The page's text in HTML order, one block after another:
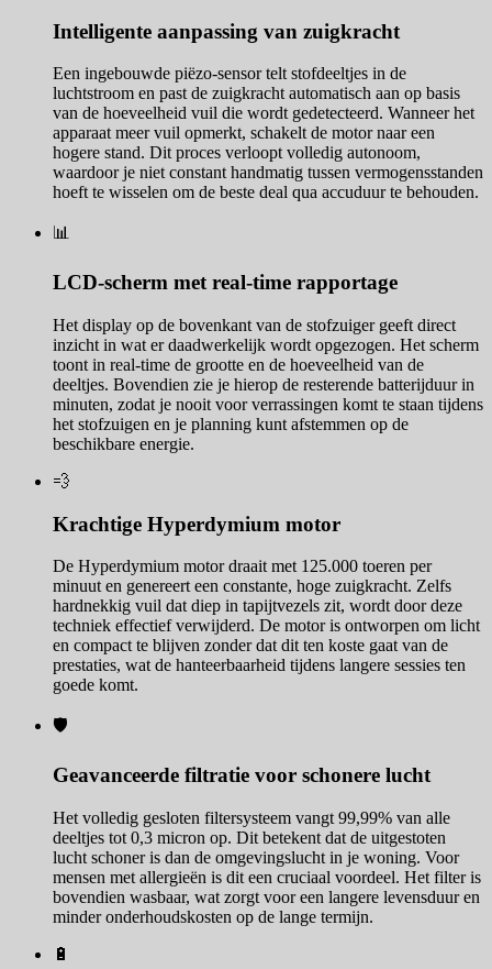
Intelligente aanpassing van zuigkracht
Een ingebouwde piëzo-sensor telt stofdeeltjes in de
luchtstroom en past de zuigkracht automatisch aan op basis
van de hoeveelheid vuil die wordt gedetecteerd. Wanneer het
apparaat meer vuil opmerkt, schakelt de motor naar een
hogere stand. Dit proces verloopt volledig autonoom,
waardoor je niet constant handmatig tussen vermogensstanden
hoeft te wisselen om de beste deal qua accuduur te behouden.
📊
LCD-scherm met real-time rapportage
Het display op de bovenkant van de stofzuiger geeft direct
inzicht in wat er daadwerkelijk wordt opgezogen. Het scherm
toont in real-time de grootte en de hoeveelheid van de
deeltjes. Bovendien zie je hierop de resterende batterijduur in
minuten, zodat je nooit voor verrassingen komt te staan tijdens
het stofzuigen en je planning kunt afstemmen op de
beschikbare energie.
💨
Krachtige Hyperdymium motor
De Hyperdymium motor draait met 125.000 toeren per
minuut en genereert een constante, hoge zuigkracht. Zelfs
hardnekkig vuil dat diep in tapijtvezels zit, wordt door deze
techniek effectief verwijderd. De motor is ontworpen om licht
en compact te blijven zonder dat dit ten koste gaat van de
prestaties, wat de hanteerbaarheid tijdens langere sessies ten
goede komt.
🛡️
Geavanceerde filtratie voor schonere lucht
Het volledig gesloten filtersysteem vangt 99,99% van alle
deeltjes tot 0,3 micron op. Dit betekent dat de uitgestoten
lucht schoner is dan de omgevingslucht in je woning. Voor
mensen met allergieën is dit een cruciaal voordeel. Het filter is
bovendien wasbaar, wat zorgt voor een langere levensduur en
minder onderhoudskosten op de lange termijn.
🔋